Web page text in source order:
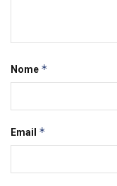
Nome *
Email *